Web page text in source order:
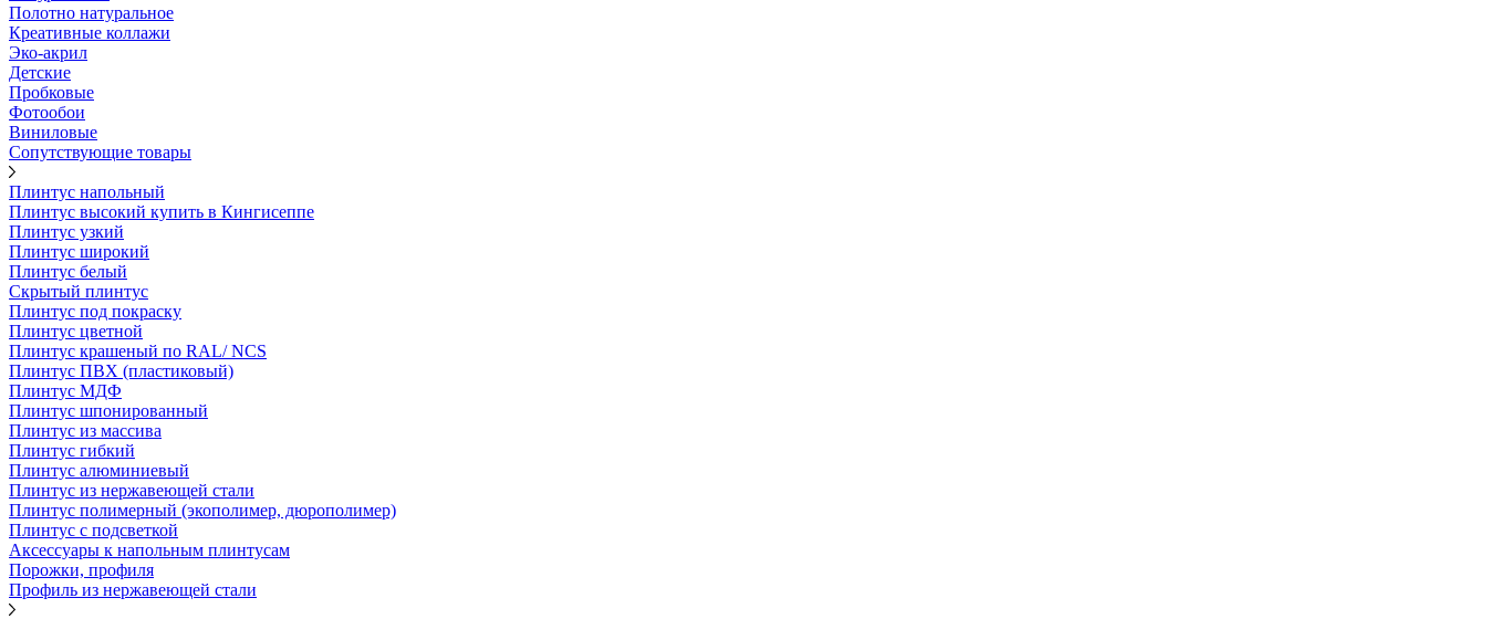
Полотно натуральное
Креативные коллажи
Эко-акрил
Детские
Пробковые
Фотообои
Виниловые
Сопутствующие товары
Плинтус напольный
Плинтус высокий купить в Кингисеппе
Плинтус узкий
Плинтус широкий
Плинтус белый
Скрытый плинтус
Плинтус под покраску
Плинтус цветной
Плинтус крашеный по RAL/ NCS
Плинтус ПВХ (пластиковый)
Плинтус МДФ
Плинтус шпонированный
Плинтус из массива
Плинтус гибкий
Плинтус алюминиевый
Плинтус из нержавеющей стали
Плинтус полимерный (экополимер, дюрополимер)
Плинтус с подсветкой
Аксессуары к напольным плинтусам
Порожки, профиля
Профиль из нержавеющей стали